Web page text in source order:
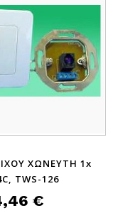
ΧΩΝΕΥΤΗ 1x
TWS-126
€